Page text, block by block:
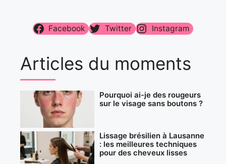
Facebook Twitter Instagram
Articles du moments
Pourquoi ai-je des rougeurs
sur le visage sans boutons ?
Lissage brésilien à Lausanne
: les meilleures techniques
pour des cheveux lisses